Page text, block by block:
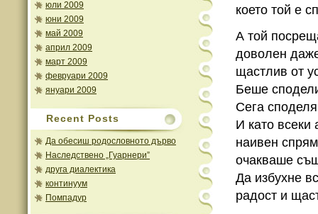
юли 2009
юни 2009
май 2009
април 2009
март 2009
февруари 2009
януари 2009
Recent Posts
Да обесиш родословното дърво
Наследствено „Гуарнери”
друга диалектика
континуум
Помпадур
което той е
А той
доволен
щастлив от
Беше
Сега
И като всеки
наивен
очакваше
Да избухне
радост и